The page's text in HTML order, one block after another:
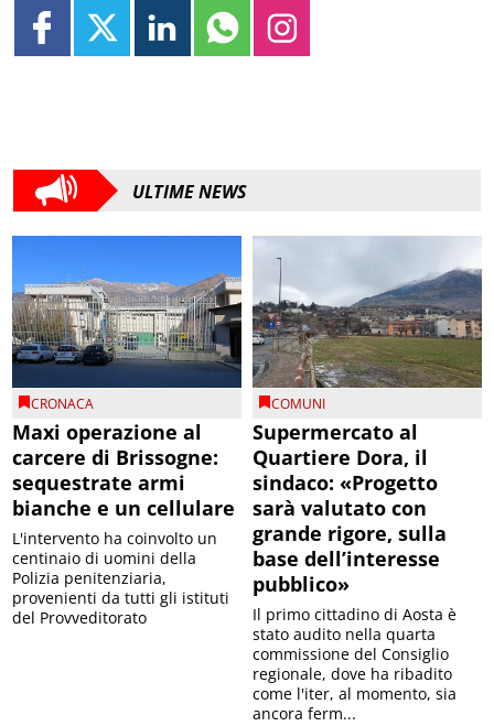
ULTIME NEWS
CRONACA
Maxi operazione al
carcere di Brissogne:
sequestrate armi
bianche e un cellulare
L'intervento ha coinvolto un
centinaio di uomini della
Polizia penitenziaria,
provenienti da tutti gli istituti
del Provveditorato
COMUNI
Supermercato al
Quartiere Dora, il
sindaco: «Progetto
sarà valutato con
grande rigore, sulla
base dell’interesse
pubblico»
Il primo cittadino di Aosta è
stato audito nella quarta
commissione del Consiglio
regionale, dove ha ribadito
come l'iter, al momento, sia
ancora ferm...